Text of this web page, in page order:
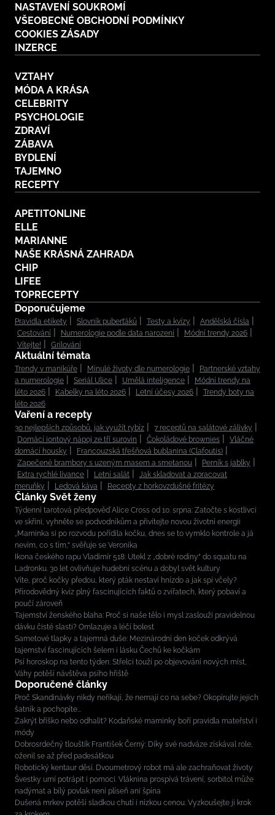
NASTAVENÍ SOUKROMÍ
VŠEOBECNÉ OBCHODNÍ PODMÍNKY
COOKIES ZÁSADY
INZERCE
VZTAHY
MÓDA A KRÁSA
CELEBRITY
PSYCHOLOGIE
ZDRAVÍ
ZÁBAVA
BYDLENÍ
TAJEMNO
RECEPTY
APETITONLINE
ELLE
MARIANNE
NAŠE KRÁSNÁ ZAHRADA
CHIP
LIFEE
TOPRECEPTY
Doporučujeme
Pravidla etikety Slovník puberťáků Testy a kvízy
Andělská čísla
Cestování
Numerologie podle data narození
Módní trendy 2026
Vítejte!
Grilování
Aktuální témata
Trendy v manikúře Minulé životy dle numerologie
Partnerské vztahy
a numerologie
Seriál Ulice Umělá inteligence
Módní trendy na
léto 2026
Kabelky na léto 2026 Letní účesy 2026
Trendy boty na
léto 2026
Vaření a recepty
30 nejlepších způsobů, jak využít rybíz
7 receptů na salátové zálivky
Domácí iontový nápoj ze tří surovin
Čokoládové brownies
Vláčné
domácí housky
Francouzská třešňová bublanina (Clafoutis)
Zapečené brambory s uzeným masem a smetanou
Perník s jablky
Extra rychlé lívance
Letní salát
Jak skladovat a zpracovat
meruňky
Ledová káva Recepty z horkovzdušné fritézy
Články Svět ženy
Týdenní tarotová předpověď Alice Cross od 10. srpna: Zatočte s kostlivci
ve skříni, vyhněte se podvodníkům a přivítejte novou životní energii
„Maminka si po rozvodu pořídila kočku, dnes se to vymklo kontrole a já
nevím, co s tím,“ svěřuje se Veronika
Ikona českého rapu Vladimír 518: Utekl z „dobré rodiny“ do squatu na
Ladronku. 30 let ovlivňuje hudební scénu a dobyl svět kultury
Víte, proč kočky předou, který pták nestaví hnízdo a jak spí včely?
Přírodovědný kvíz plný fascinujících faktů o zvířatech, který pobaví a
poučí zároveň
Tajemství ženského blaha: Proč si naše tělo i mysl zaslouží pravidelnou
dávku čisté slasti? Omlazuje a léčí bolest
Sametové tlapky a tajemná duše: Mezinárodní den koček odkrývá
tajemství fascinujících šelem i lásku Čechů ke kočkám
Psí horoskop na tento týden: Střelci touží po objevování nových míst,
Váhy potěší návštěva psího hřiště
Doporučené články
Proč Skandinávky nikdy neříkají, že nemají co na sebe? Okopírujte jejich
šatník a pochopíte...
Zakrýt bříško nebo odhalit? Kodaňské maminky boří pravidla mateřství i
módy
Dobrosrdečný tlouštík František Černý: Díky své nadváze získával role,
oženil se až před padesátkou
Robotický kentaur děsí. Dvoumetrový robot má ale zachraňovat životy
Švestky umí potrápit i pomoci. Vláknina prospívá trávení, sorbitol může
nadýmat a bílý povlak není plíseň ani špína
Dušená mrkev potěší sladkou chutí i nízkou cenou. Vyzkoušejte ji krok